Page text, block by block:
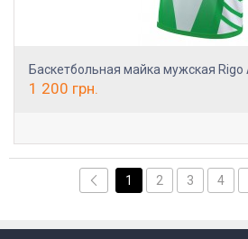
Баскетбольная майка мужская Rigo
1 200 грн.
1 2 3 4